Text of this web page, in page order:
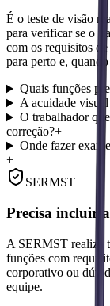
É o teste de visão
para verificar se o
com os requisitos
para perto e,
Quais funções
A acuidade visual
O trabalhador
correção?+
Onde fazer
+
SERMST
Precisa incluir
A SERMST realiza
funções com
corporativo ou
equipe.